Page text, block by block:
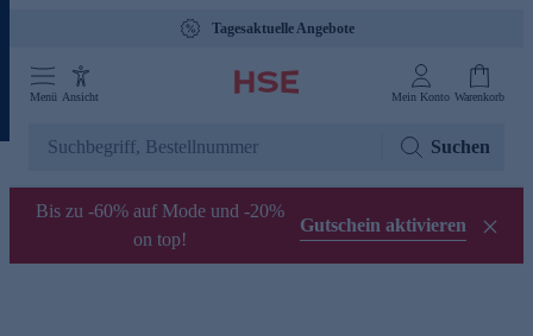
Tagesaktuelle Angebote
Menü Ansicht Mein Konto Warenkorb
Suchen
Bis zu -60% auf Mode und -20%
on top!
Gutschein aktivieren